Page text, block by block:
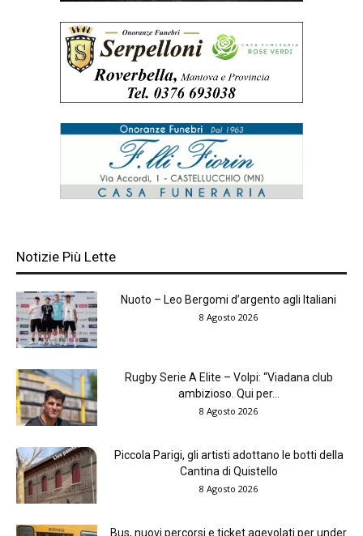
Notizie Più Lette
Nuoto – Leo Bergomi d’argento agli Italiani
8 Agosto 2026
Rugby Serie A Elite – Volpi: “Viadana club
ambizioso. Qui per...
8 Agosto 2026
Piccola Parigi, gli artisti adottano le botti della
Cantina di Quistello
8 Agosto 2026
Bus, nuovi percorsi e ticket agevolati per under